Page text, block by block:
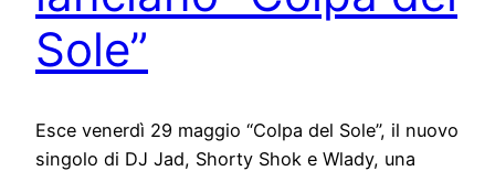
Sole”
Esce venerdì 29 maggio “Colpa del Sole”, il nuovo
singolo di DJ Jad, Shorty Shok e Wlady, una